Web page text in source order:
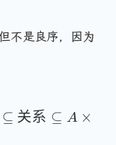
不是良序，因为
⊆ 关系 ⊆ A ×